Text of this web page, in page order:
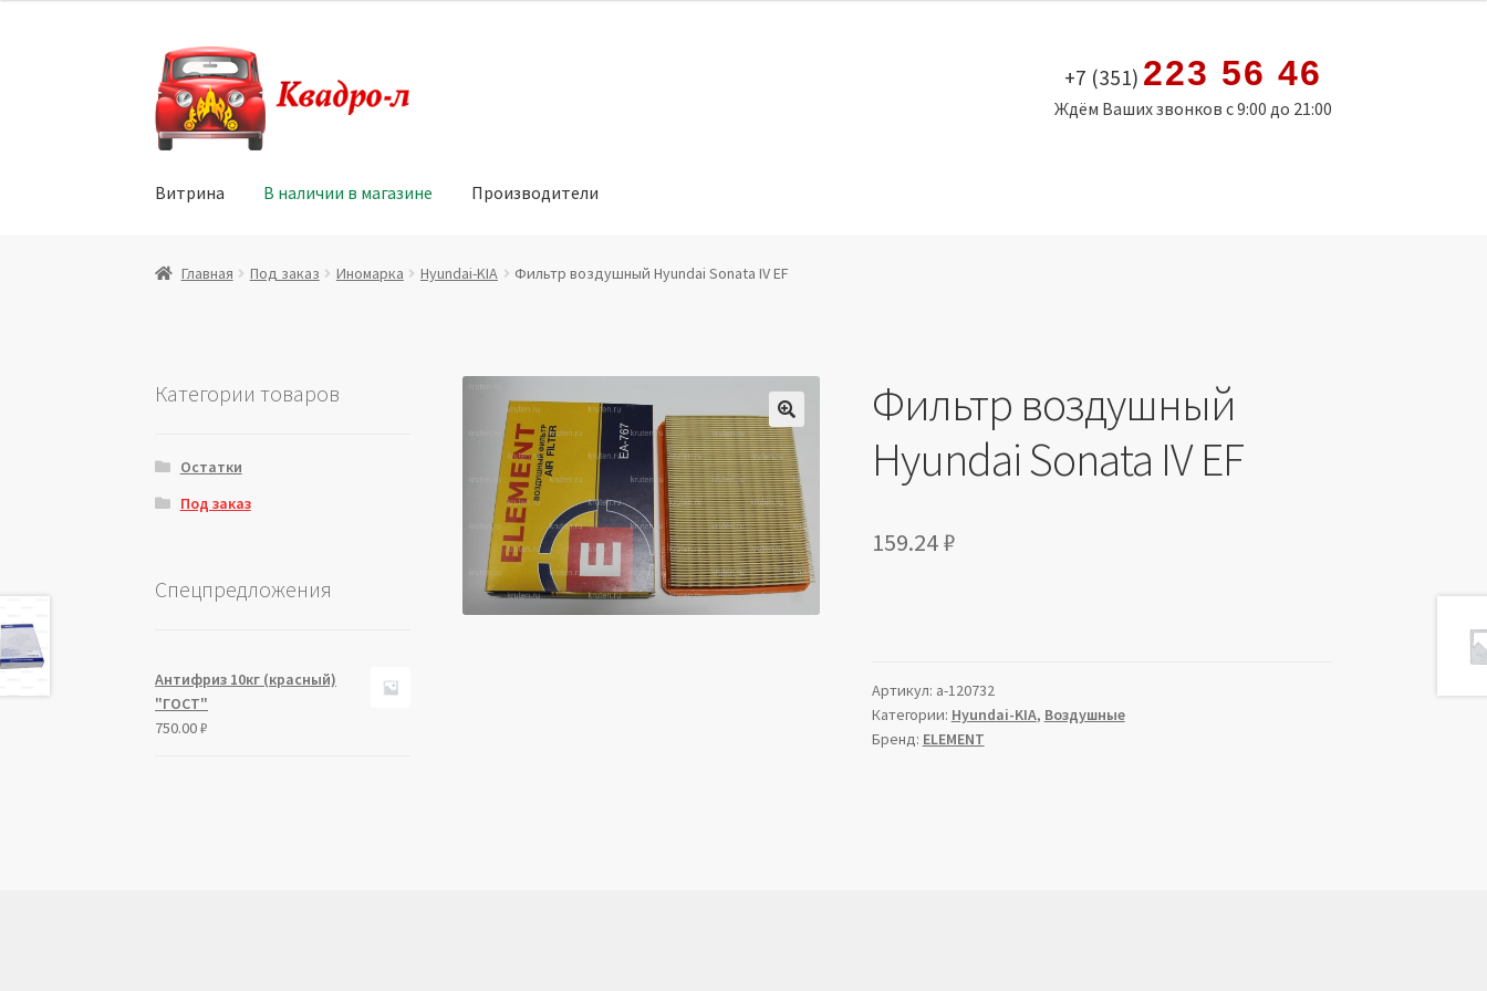
Перейти
к
навигации
Перейти
к
содержимому
+7 (351) 223 56 46
Ждём Ваших звонков с 9:00 до 21:00
Витрина В наличии в магазине Производители
Главная Витрина Мой аккаунт Политика в отношении обработки персональных данных
Главная Под заказ Иномарка Hyundai-KIA Фильтр воздушный Hyundai Sonata IV EF
🔍
Фильтр воздушный
Hyundai Sonata IV EF
159.24₽
Артикул: a-120732
Категории: Hyundai-KIA, Воздушные
Бренд: ELEMENT
Категории товаров
Остатки
Под заказ
Спецпредложения
Антифриз 10кг (красный)
"ГОСТ"
750.00₽